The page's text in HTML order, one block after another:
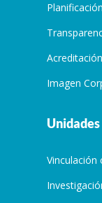
Acreditación
Imagen
Unidades
Vinculación